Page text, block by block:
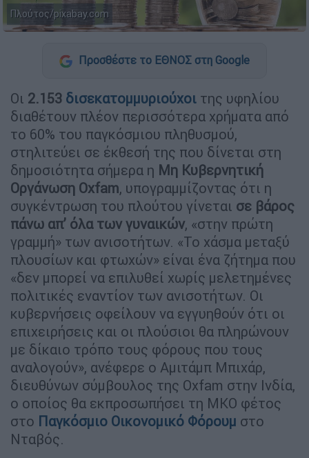
Πλούτος/pixabay.com
Προσθέστε το ΕΘΝΟΣ στη Google
Οι 2.153 δισεκατομμυριούχοι της υφηλίου
διαθέτουν πλέον περισσότερα χρήματα από
το 60% του παγκόσμιου πληθυσμού,
στηλιτεύει σε έκθεσή της που δίνεται στη
δημοσιότητα σήμερα η Μη Κυβερνητική
Οργάνωση Oxfam, υπογραμμίζοντας ότι η
συγκέντρωση του πλούτου γίνεται σε βάρος
πάνω απ’ όλα των γυναικών, «στην πρώτη
γραμμή» των ανισοτήτων. «Το χάσμα μεταξύ
πλουσίων και φτωχών» είναι ένα ζήτημα που
«δεν μπορεί να επιλυθεί χωρίς μελετημένες
πολιτικές εναντίον των ανισοτήτων. Οι
κυβερνήσεις οφείλουν να εγγυηθούν ότι οι
επιχειρήσεις και οι πλούσιοι θα πληρώνουν
με δίκαιο τρόπο τους φόρους που τους
αναλογούν», ανέφερε ο Αμιτάμπ Μπιχάρ,
διευθύνων σύμβουλος της Oxfam στην Ινδία,
ο οποίος θα εκπροσωπήσει τη ΜΚΟ φέτος
στο Παγκόσμιο Οικονομικό Φόρουμ στο
Νταβός.